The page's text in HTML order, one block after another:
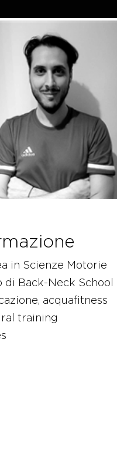
in Scienze Motorie
di Back-Neck School
acquafitness
training